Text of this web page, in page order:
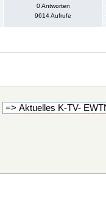
0 Antworten
9614 Aufrufe